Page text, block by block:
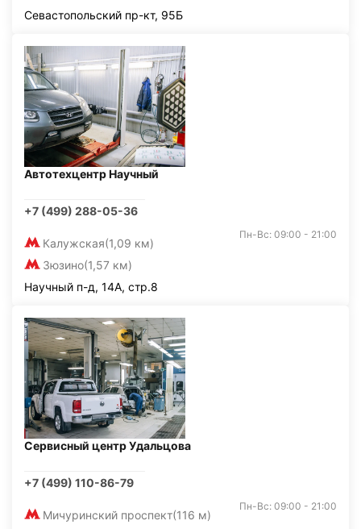
Севастопольский пр-кт, 95Б
Автотехцентр Научный
+7 (499) 288-05-36
Калужская(1,09 км)
Зюзино(1,57 км)
Пн-Вс: 09:00 - 21:00
Научный п-д, 14А, стр.8
Сервисный центр Удальцова
+7 (499) 110-86-79
Мичуринский проспект(116 м)
Пн-Вс: 09:00 - 21:00